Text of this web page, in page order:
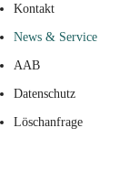
Kontakt
News & Service
AAB
Datenschutz
Löschanfrage